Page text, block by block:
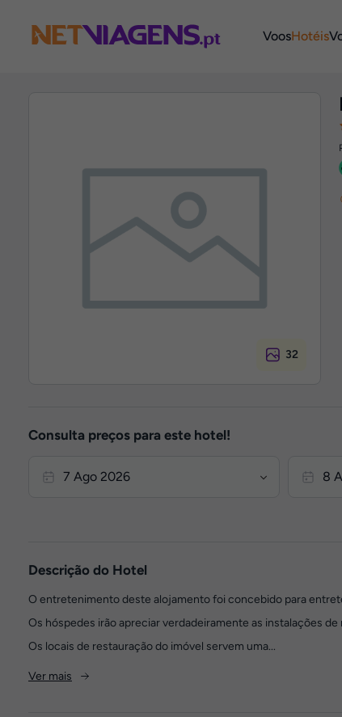
VoosHotéis
32
Consulta preços para este hotel!
Descrição do Hotel
O entretenimento deste alojamento foi concebido para
Os hóspedes irão apreciar verdadeiramente as instalações
Os locais de restauração do imóvel servem uma...
Ver mais